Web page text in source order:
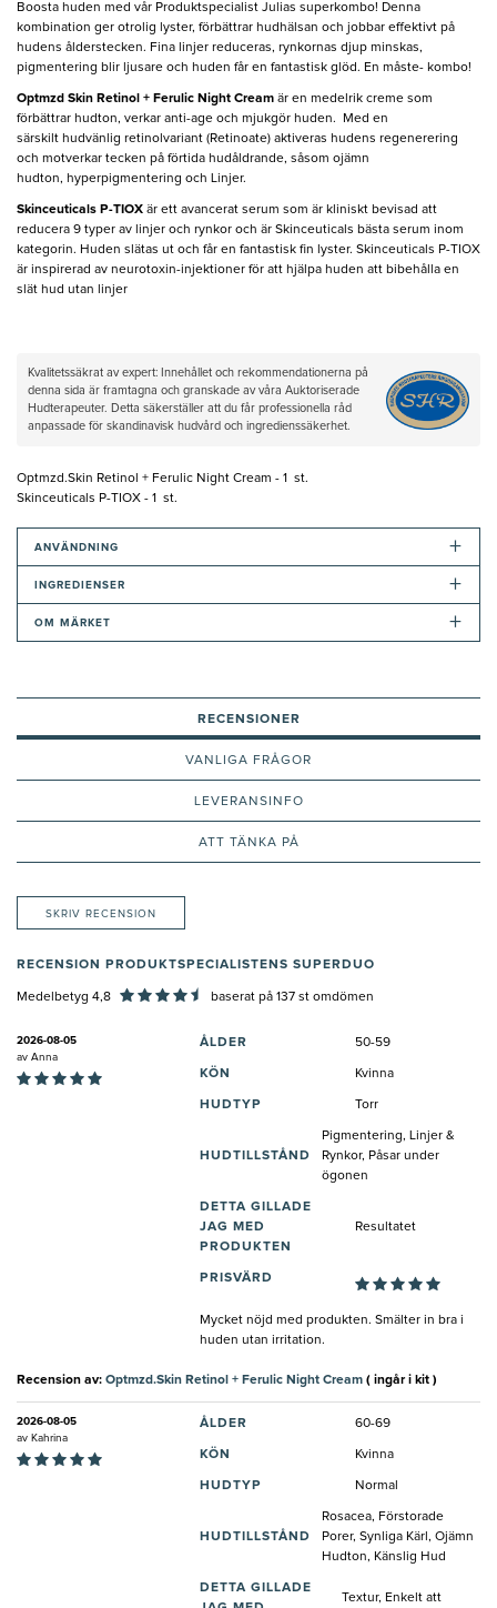
Boosta huden med vår Produktspecialist Julias superkombo! Denna
kombination ger otrolig lyster, förbättrar hudhälsan och jobbar effektivt på
hudens ålderstecken. Fina linjer reduceras, rynkornas djup minskas,
pigmentering blir ljusare och huden får en fantastisk glöd. En måste- kombo!
Optmzd Skin Retinol + Ferulic Night Cream är en medelrik creme som
förbättrar hudton, verkar anti-age och mjukgör huden. Med en
särskilt hudvänlig retinolvariant (Retinoate) aktiveras hudens regenerering
och motverkar tecken på förtida hudåldrande, såsom ojämn
hudton, hyperpigmentering och Linjer.
Skinceuticals P-TIOX är ett avancerat serum som är kliniskt bevisad att
reducera 9 typer av linjer och rynkor och är Skinceuticals bästa serum inom
kategorin. Huden slätas ut och får en fantastisk fin lyster. Skinceuticals P-TIOX
är inspirerad av neurotoxin-injektioner för att hjälpa huden att bibehålla en
slät hud utan linjer
Kvalitetssäkrat av expert: Innehållet och rekommendationerna på
denna sida är framtagna och granskade av våra Auktoriserade
Hudterapeuter. Detta säkerställer att du får professionella råd
anpassade för skandinavisk hudvård och ingredienssäkerhet.
Optmzd.Skin Retinol + Ferulic Night Cream - 1 st.
Skinceuticals P-TIOX - 1 st.
ANVÄNDNING +
INGREDIENSER +
OM MÄRKET +
RECENSIONER
VANLIGA FRÅGOR
LEVERANSINFO
ATT TÄNKA PÅ
SKRIV RECENSION
RECENSION PRODUKTSPECIALISTENS SUPERDUO
Medelbetyg 4,8 baserat på 137 st omdömen
2026-08-05
av Anna
ÅLDER 50-59
KÖN Kvinna
HUDTYP Torr
HUDTILLSTÅND
Pigmentering, Linjer &
Rynkor, Påsar under
ögonen
DETTA GILLADE
JAG MED
PRODUKTEN
Resultatet
PRISVÄRD
Mycket nöjd med produkten. Smälter in bra i
huden utan irritation.
Recension av: Optmzd.Skin Retinol + Ferulic Night Cream ( ingår i kit )
2026-08-05
av Kahrina
ÅLDER 60-69
KÖN Kvinna
HUDTYP Normal
HUDTILLSTÅND
Rosacea, Förstorade
Porer, Synliga Kärl, Ojämn
Hudton, Känslig Hud
DETTA GILLADE
Textur, Enkelt att